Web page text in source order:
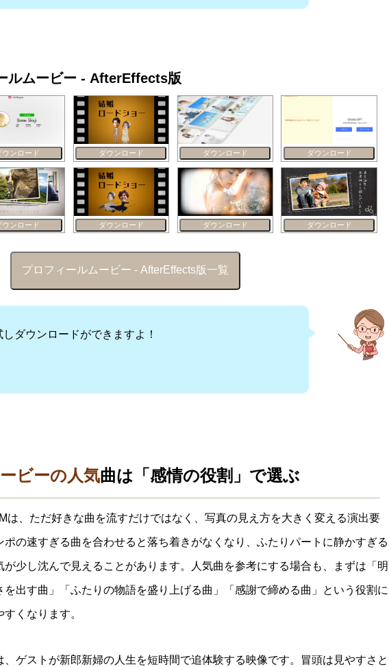
ルムービー - AfterEffects版
ウンロード ダウンロード ダウンロード ダウンロード
ウンロード ダウンロード ダウンロード ダウンロード
プロフィールムービー - AfterEffects版一覧
ダウンロードができますよ！
ビーの人気曲は「感情の役割」で選ぶ
は、ただ好きな曲を流すだけではなく、写真の見え方を大きく変える演出要
の速すぎる曲を合わせると落ち着きがなくなり、ふたりパートに静かすぎる
少し沈んで見えることがあります。人気曲を参考にする場合も、まずは「明
を出す曲」「ふたりの物語を盛り上げる曲」「感謝で締める曲」という役割に
くなります。
ゲストが新郎新婦の人生を短時間で追体験する映像です。冒頭は見やすさと